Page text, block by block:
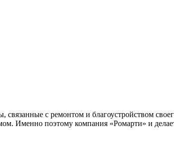
с ремонтом и благоустройством
Именно поэтому компания «Ромарти» и